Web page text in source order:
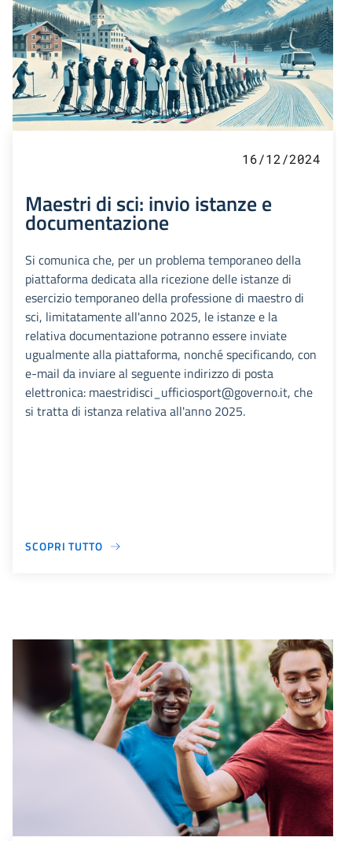
16/12/2024
Maestri di sci: invio istanze e
documentazione
Si comunica che, per un problema temporaneo della
piattaforma dedicata alla ricezione delle istanze di
esercizio temporaneo della professione di maestro di
sci, limitatamente all'anno 2025, le istanze e la
relativa documentazione potranno essere inviate
ugualmente alla piattaforma, nonché specificando, con
e-mail da inviare al seguente indirizzo di posta
elettronica: maestridisci_ufficiosport@governo.it, che
si tratta di istanza relativa all'anno 2025.
SCOPRI TUTTO